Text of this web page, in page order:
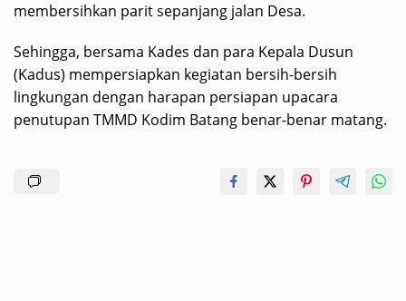
membersihkan parit sepanjang jalan Desa.
Sehingga, bersama Kades dan para Kepala Dusun
(Kadus) mempersiapkan kegiatan bersih-bersih
lingkungan dengan harapan persiapan upacara
penutupan TMMD Kodim Batang benar-benar matang.